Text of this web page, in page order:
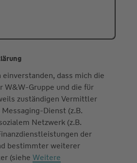
einverstanden, dass mich die
W&W-Gruppe und die für
zuständigen Vermittler
Messaging-Dienst (z.B.
Netzwerk (z.B.
der
bestimmter weiterer
(siehe Weitere